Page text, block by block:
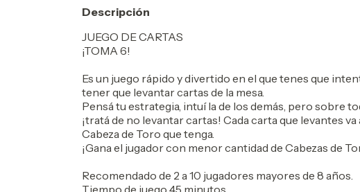
Descripción
JUEGO DE CARTAS
¡TOMA 6!
Es un juego rápido y divertido en el que tenes que
tener que levantar cartas de la mesa.
Pensá tu estrategia, intuí la de los demás, pero sobre
¡tratá de no levantar cartas! Cada carta que levantes
Cabeza de Toro que tenga.
¡Gana el jugador con menor cantidad de Cabezas de
Recomendado de 2 a 10 jugadores mayores de 8 años.
Tiempo de juego 45 minutos.